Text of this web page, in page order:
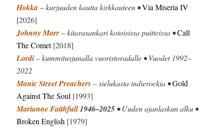
Hokka– kurjuuden kautta kirkkauteen •Via Miseria IV
[2026]
Johnny Marr– kitarasankari kotoisissa puitteissa •Call
The Comet[2018]
Lordi– kummitusjunalla vuoristoradalle • Vuodet 1992–
2022
Manic Street Preachers– sielukasta indierockia •Gold
Against The Soul [1993]
Marianne Faithfull1946–2025 • Uuden ajanlaskun alku •
Broken English [1979]